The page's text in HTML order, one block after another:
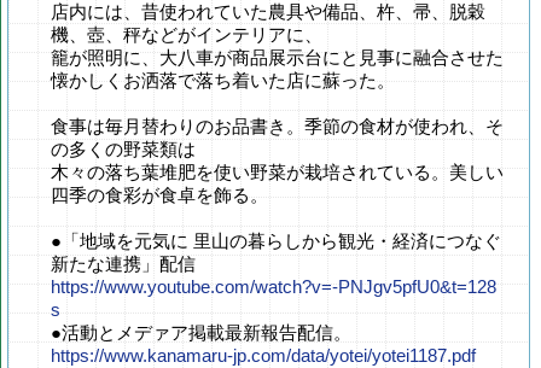
店内には、昔使われていた農具や備品、杵、帚、脱穀
機、壺、秤などがインテリアに、
籠が照明に、大八車が商品展示台にと見事に融合させた
懐かしくお洒落で落ち着いた店に蘇った。
食事は毎月替わりのお品書き。季節の食材が使われ、そ
の多くの野菜類は
木々の落ち葉堆肥を使い野菜が栽培されている。美しい
四季の食彩が食卓を飾る。
●「地域を元気に 里山の暮らしから観光・経済につなぐ
新たな連携」配信
https://www.youtube.com/watch?v=-PNJgv5pfU0&t=128
s
●活動とメデァア掲載最新報告配信。
https://www.kanamaru-jp.com/data/yotei/yotei1187.pdf